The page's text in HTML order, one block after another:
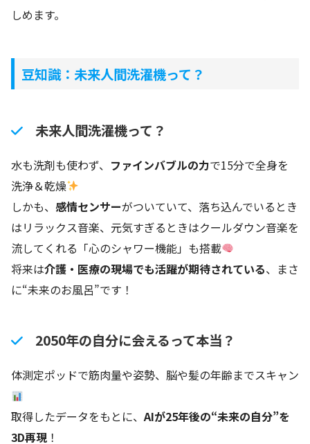
しめます。
豆知識：未来人間洗濯機って？
未来人間洗濯機って？
水も洗剤も使わず、 ファインバブルの力で15分で全身を
洗浄＆乾燥
しかも、 感情センサーがついていて、落ち込んでいるとき
はリラックス音楽、元気すぎるときはクールダウン音楽を
流してくれる「心のシャワー機能」も搭載
将来は介護・医療の現場でも活躍が期待されている、まさ
に“未来のお風呂”です！
2050年の自分に会えるって本当？
体測定ポッドで筋肉量や姿勢、脳や髪の年齢までスキャン
取得したデータをもとに、AIが25年後の“未来の自分”を
3D再現 ！